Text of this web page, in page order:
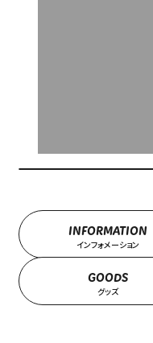
INFORMATION
インフォメーション
GOODS
グッズ